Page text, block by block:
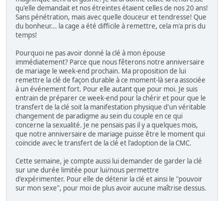
qu'elle demandait et nos étreintes étaient celles de nos 20 ans!
Sans pénétration, mais avec quelle douceur et tendresse! Que
du bonheur... la cage a été difficile à remettre, cela m'a pris du
temps!
Pourquoi ne pas avoir donné la clé à mon épouse
immédiatement? Parce que nous fêterons notre anniversaire
de mariage le week-end prochain. Ma proposition de lui
remettre la clé de façon durable à ce moment-là sera associée
à un événement fort. Pour elle autant que pour moi. Je suis
entrain de préparer ce week-end pour la chérir et pour que le
transfert de la clé soit la manifestation physique d'un véritable
changement de paradigme au sein du couple en ce qui
concerne la sexualité. Je ne pensais pas il y a quelques mois,
que notre anniversaire de mariage puisse être le moment qui
coïncide avec le transfert de la clé et l'adoption de la CMC.
Cette semaine, je compte aussi lui demander de garder la clé
sur une durée limitée pour lui/nous permettre
d'expérimenter. Pour elle de détenir la clé et ainsi le "pouvoir
sur mon sexe", pour moi de plus avoir aucune maîtrise dessus.